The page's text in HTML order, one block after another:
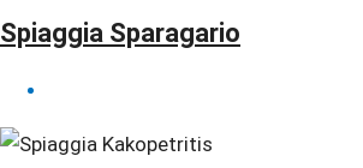
Spiaggia Sparagario